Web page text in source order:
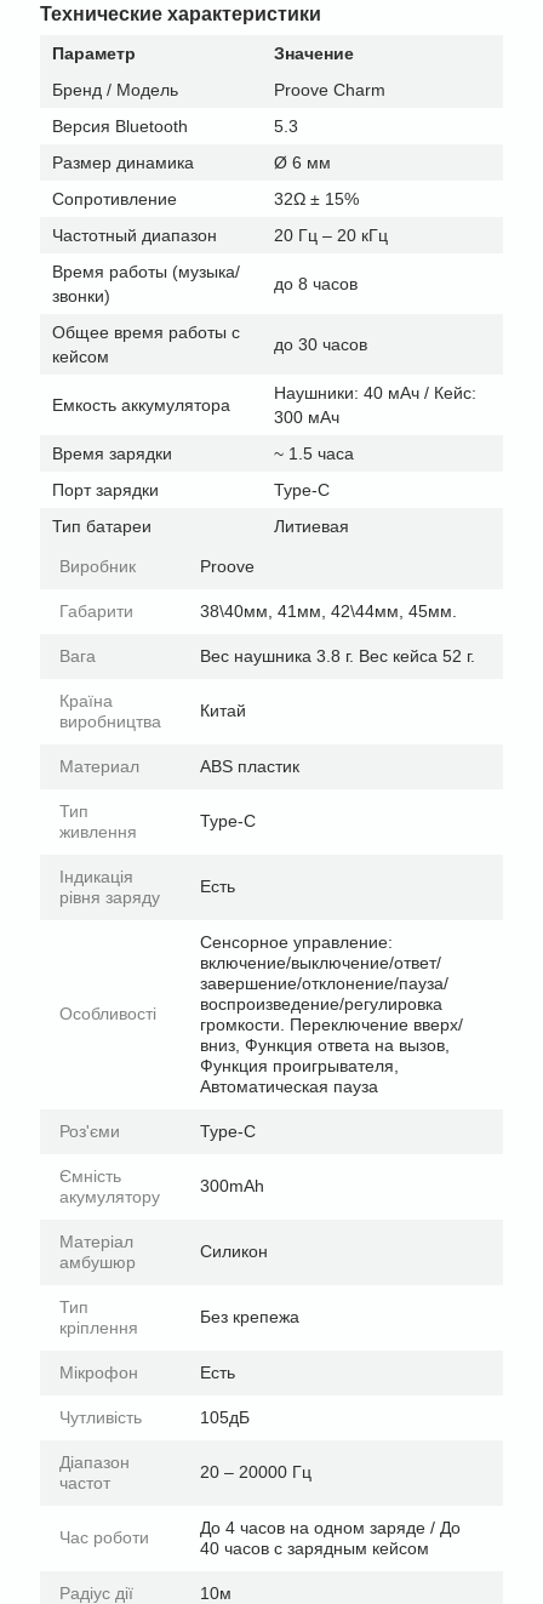
Технические характеристики
Параметр
Значение
Бренд / Модель
Proove Charm
Версия Bluetooth
5.3
Размер динамика
Ø 6 мм
Сопротивление
32Ω ± 15%
Частотный диапазон
20 Гц – 20 кГц
Время работы (музыка/
звонки)
до 8 часов
Общее время работы с
кейсом
до 30 часов
Емкость аккумулятора
Наушники: 40 мАч / Кейс:
300 мАч
Время зарядки
~ 1.5 часа
Порт зарядки
Type-C
Тип батареи
Литиевая
Виробник Proove
Габарити 38\40мм, 41мм, 42\44мм, 45мм.
Вага Вес наушника 3.8 г. Вес кейса 52 г.
Країна
виробництва
Китай
Материал ABS пластик
Тип
живлення
Type-C
Індикація
рівня заряду
Есть
Особливості
Сенсорное управление:
включение/выключение/ответ/
завершение/отклонение/пауза/
воспроизведение/регулировка
громкости. Переключение вверх/
вниз, Функция ответа на вызов,
Функция проигрывателя,
Автоматическая пауза
Роз'єми Type-C
Ємність
акумулятору
300mAh
Матеріал
амбушюр
Силикон
Тип
кріплення
Без крепежа
Мікрофон Есть
Чутливість 105дБ
Діапазон
частот
20 – 20000 Гц
Час роботи
До 4 часов на одном заряде / До
40 часов с зарядным кейсом
Радіус дії 10м